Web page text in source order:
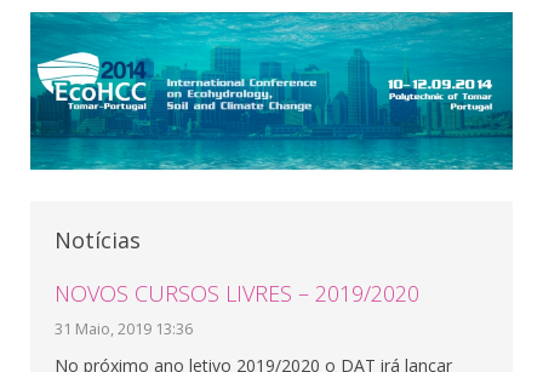
Notícias
NOVOS CURSOS LIVRES – 2019/2020
31 Maio, 2019 13:36
No próximo ano letivo 2019/2020 o DAT irá lançar